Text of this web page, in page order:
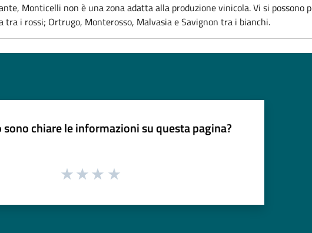
Monticelli non è una zona adatta alla produzione vinicola. Vi si possono
i rossi; Ortrugo, Monterosso, Malvasia e Savignon tra i bianchi.
sono chiare le informazioni su questa pagina?